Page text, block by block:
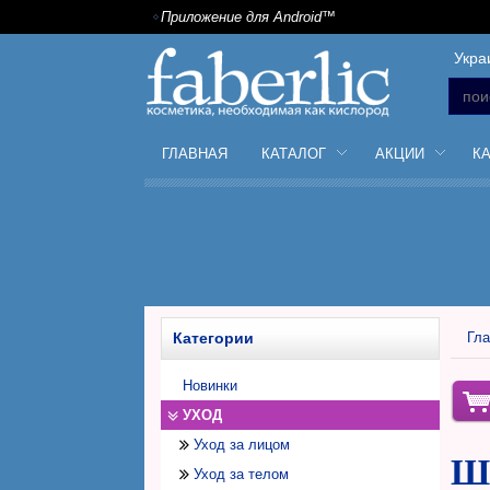
Приложение для Android™
ГЛАВНАЯ КАТАЛОГ АКЦИИ
Категории
Новинки
УХОД
Уход за лицом
Дневной крем
Уход за телом